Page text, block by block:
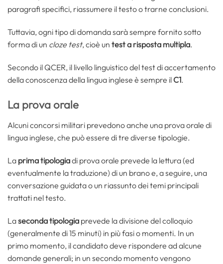
paragrafi specifici, riassumere il testo o trarne conclusioni.
Tuttavia, ogni tipo di domanda sarà sempre fornito sotto
forma di un cloze test, cioè un test a risposta multipla.
Secondo il QCER, il livello linguistico del test di accertamento
della conoscenza della lingua inglese è sempre il C1.
La prova orale
Alcuni concorsi militari prevedono anche una prova orale di
lingua inglese, che può essere di tre diverse tipologie.
La prima tipologiadi prova orale prevede la lettura (ed
eventualmente la traduzione) di un brano e, a seguire, una
conversazione guidata o un riassunto dei temi principali
trattati nel testo.
Laseconda tipologia prevede la divisione del colloquio
(generalmente di 15 minuti) in più fasi o momenti. In un
primo momento, il candidato deve rispondere ad alcune
domande generali; in un secondo momento vengono